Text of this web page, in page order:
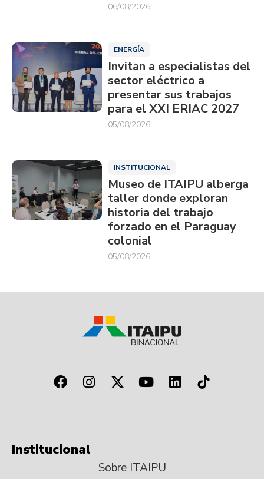
06/08/2026
ENERGÍA
Invitan a especialistas del
sector eléctrico a
presentar sus trabajos
para el XXI ERIAC 2027
05/08/2026
INSTITUCIONAL
Museo de ITAIPU alberga
taller donde exploran
historia del trabajo
forzado en el Paraguay
colonial
05/08/2026
Institucional
Sobre ITAIPU